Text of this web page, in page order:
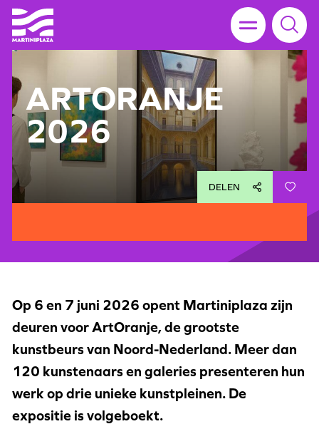
ARTORANJE
2026
Op 6 en 7 juni 2026 opent Martiniplaza zijn
deuren voor ArtOranje, de grootste
kunstbeurs van Noord-Nederland. Meer dan
120 kunstenaars en galeries presenteren hun
werk op drie unieke kunstpleinen. De
expositie is volgeboekt.
DELEN